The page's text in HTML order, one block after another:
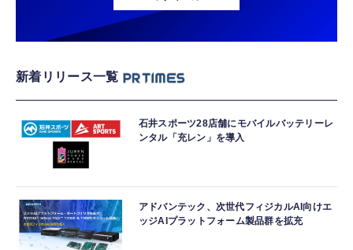
新着リリース一覧
石井スポーツ28店舗にモバイルバッテリーレ
ンタル「充レン」を導入
アドバンテック、次世代フィジカルAI向けエ
ッジAIプラットフォーム製品群を拡充